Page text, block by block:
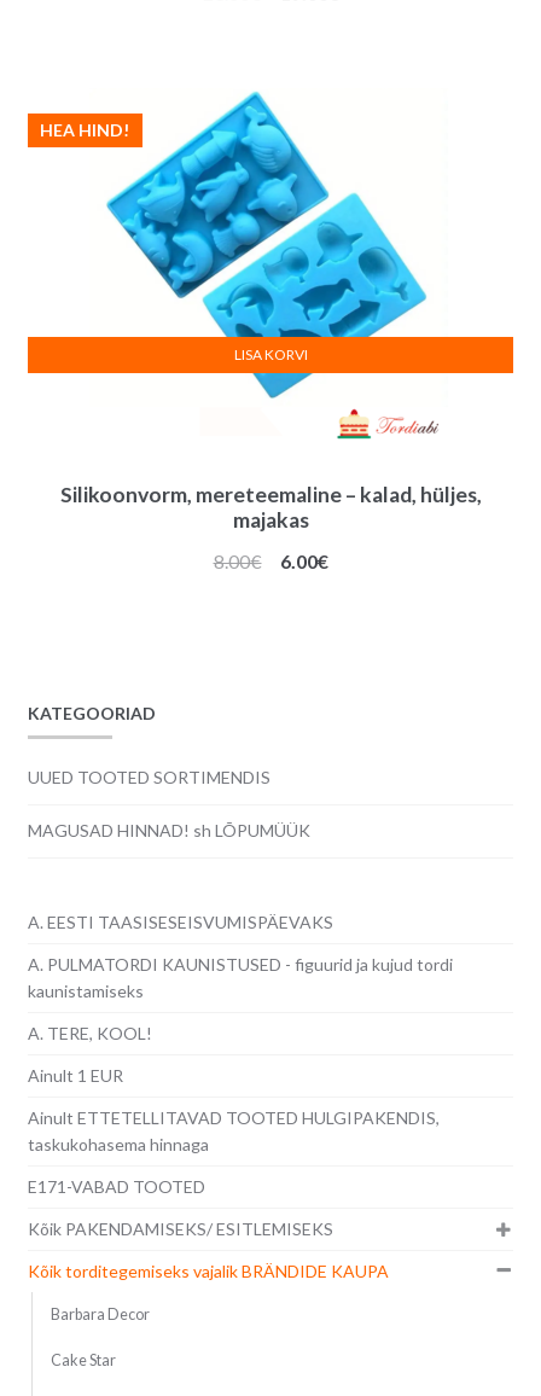
Silikoonvorm, mereteemaline – kalad, hüljes,
majakas
HEA HIND!
8.00€
Algne
6.00€Praegune
LISA KORVI
KATEGOORIAD
UUED TOOTED SORTIMENDIS
MAGUSAD HINNAD! sh LÕPUMÜÜK
A. EESTI TAASISESEISVUMISPÄEVAKS
A. PULMATORDI KAUNISTUSED - figuurid ja kujud tordi
kaunistamiseks
A. TERE, KOOL!
Ainult 1 EUR
Ainult ETTETELLITAVAD TOOTED HULGIPAKENDIS,
taskukohasema hinnaga
E171-VABAD TOOTED
Kõik PAKENDAMISEKS/ ESITLEMISEKS
Kõik torditegemiseks vajalik BRÄNDIDE KAUPA
Barbara Decor
Cake Star